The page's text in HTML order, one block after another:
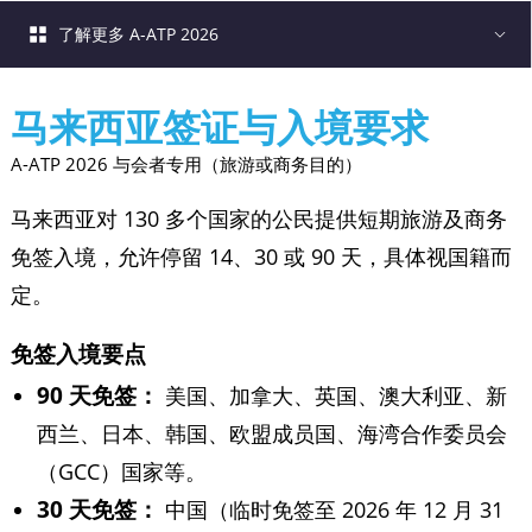
马来西亚签证与入境要求
A-ATP 2026 与会者专用（旅游或商务目的）
马来西亚对 130 多个国家的公民提供短期旅游及商务
免签入境，允许停留 14、30 或 90 天，具体视国籍而
定。
免签入境要点
90 天免签： 美国、加拿大、英国、澳大利亚、新
西兰、日本、韩国、欧盟成员国、海湾合作委员会
（GCC）国家等。
30 天免签： 中国（临时免签至 2026 年 12 月 31
了解更多 A-ATP 2026